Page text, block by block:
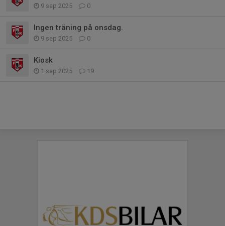
9 sep 2025 0
Ingen träning på onsdag.
9 sep 2025 0
Kiosk
1 sep 2025 19